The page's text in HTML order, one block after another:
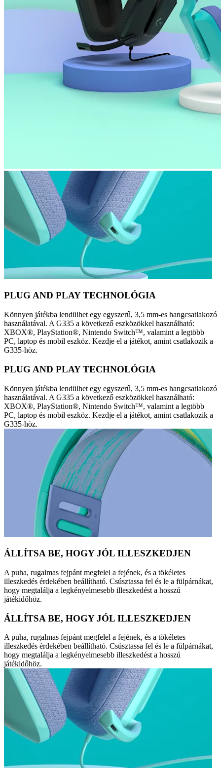
PLUG AND PLAY TECHNOLÓGIA
Könnyen játékba lendülhet egy egyszerű, 3,5 mm-es hangcsatlakozó
használatával. A G335 a következő eszközökkel használható:
XBOX®, PlayStation®, Nintendo Switch™, valamint a legtöbb
PC, laptop és mobil eszköz. Kezdje el a játékot, amint csatlakozik a
G335-höz.
PLUG AND PLAY TECHNOLÓGIA
Könnyen játékba lendülhet egy egyszerű, 3,5 mm-es hangcsatlakozó
használatával. A G335 a következő eszközökkel használható:
XBOX®, PlayStation®, Nintendo Switch™, valamint a legtöbb
PC, laptop és mobil eszköz. Kezdje el a játékot, amint csatlakozik a
G335-höz.
ÁLLÍTSA BE, HOGY JÓL ILLESZKEDJEN
A puha, rugalmas fejpánt megfelel a fejének, és a tökéletes
illeszkedés érdekében beállítható. Csúsztassa fel és le a fülpárnákat,
hogy megtalálja a legkényelmesebb illeszkedést a hosszú
játékidőhöz.
ÁLLÍTSA BE, HOGY JÓL ILLESZKEDJEN
A puha, rugalmas fejpánt megfelel a fejének, és a tökéletes
illeszkedés érdekében beállítható. Csúsztassa fel és le a fülpárnákat,
hogy megtalálja a legkényelmesebb illeszkedést a hosszú
játékidőhöz.